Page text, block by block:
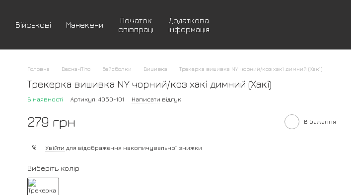
Військові Манекени
Початок
співпраці
Додаткова
інформація
Головна Весна-Літо Бейсболки Вишивка Трекерка вишивка NY чорний/коз хакі димний (Хакі)
Трекерка вишивка NY чорний/коз хакі димний (Хакі)
В наявності Артикул: 4050-101 Написати відгук
279 грн В бажання
% Увійти для відображення накопичувальної знижки
Виберіть колір